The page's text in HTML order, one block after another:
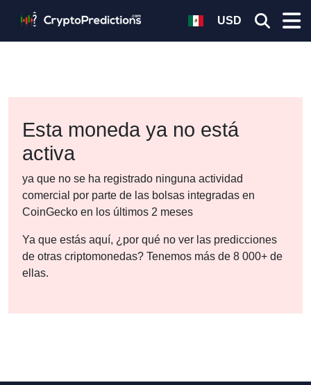
USD
Esta moneda ya no está
activa
ya que no se ha registrado ninguna actividad
comercial por parte de las bolsas integradas en
CoinGecko en los últimos 2 meses
Ya que estás aquí, ¿por qué no ver las predicciones
de otras criptomonedas? Tenemos más de 8 000+ de
ellas.